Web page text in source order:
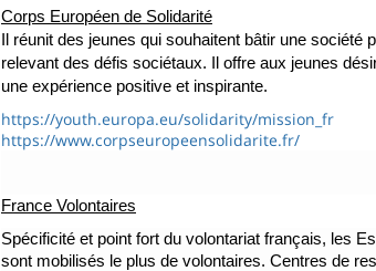
Corps Européen de Solidarité
réunit des jeunes qui souhaitent bâtir une société
relevant des défis sociétaux. Il offre aux jeunes
une expérience positive et inspirante.
https://youth.europa.eu/solidarity/mission_fr
https://www.corpseuropeensolidarite.fr/
France Volontaires
Spécificité et point fort du volontariat français, les
sont mobilisés le plus de volontaires. Centres de